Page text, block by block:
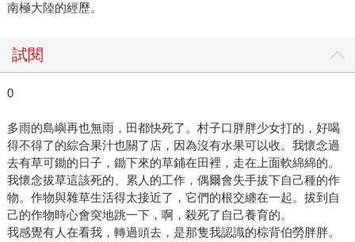
南極大陸的經歷。
試閱
0
多雨的島嶼再也無雨，田都快死了。村子口胖胖少女打的，好喝
得不得了的綜合果汁也關了店，因為沒有水果可以收。我懷念過
去有草可鋤的日子，鋤下來的草鋪在田裡，走在上面軟綿綿的。
我懷念拔草這該死的、累人的工作，偶爾會失手拔下自己種的作
物。作物與雜草生活得太接近了，它們的根交纏在一起。拔到自
己的作物時心會突地跳一下，啊，殺死了自己養育的。
我感覺有人在看我，轉過頭去，是那隻我認識的棕背伯勞胖胖。